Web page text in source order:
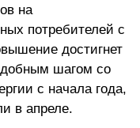
на
потребителей с
достигнет
шагом со
с начала года,
в апреле.